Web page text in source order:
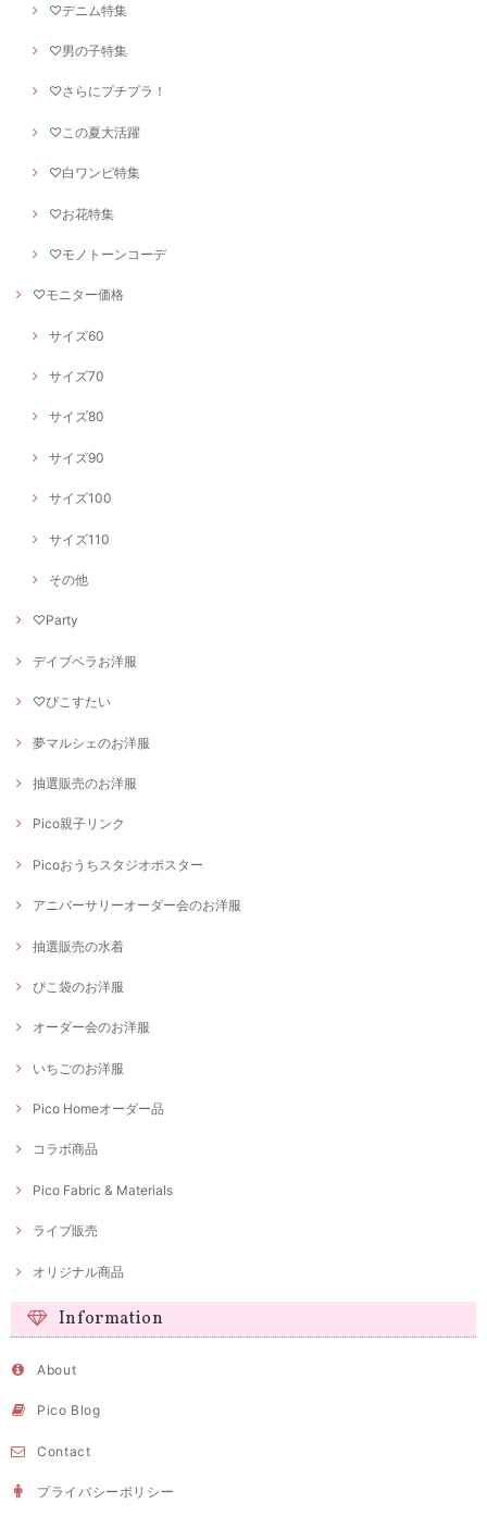
♡デニム特集
♡男の子特集
♡さらにプチプラ！
♡この夏大活躍
♡白ワンピ特集
♡お花特集
♡モノトーンコーデ
♡モニター価格
サイズ60
サイズ70
サイズ80
サイズ90
サイズ100
サイズ110
その他
♡Party
デイブベラお洋服
♡ぴこすたい
夢マルシェのお洋服
抽選販売のお洋服
Pico親子リンク
Picoおうちスタジオポスター
アニバーサリーオーダー会のお洋服
抽選販売の水着
ぴこ袋のお洋服
オーダー会のお洋服
いちごのお洋服
Pico Homeオーダー品
コラボ商品
Pico Fabric & Materials
ライブ販売
オリジナル商品
Information
About
Pico Blog
Contact
プライバシーポリシー